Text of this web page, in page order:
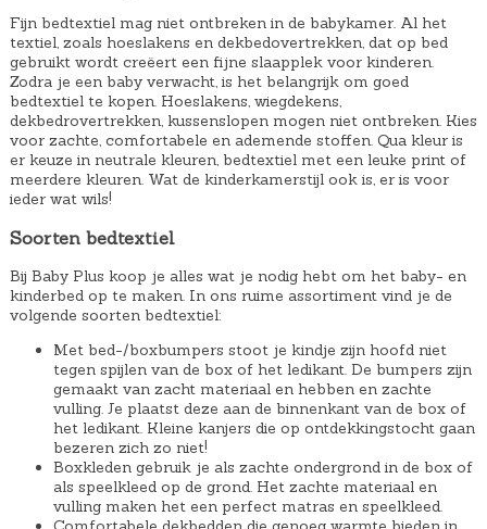
Fijn bedtextiel mag niet ontbreken in de babykamer. Al het
textiel, zoals hoeslakens en dekbedovertrekken, dat op bed
gebruikt wordt creëert een fijne slaapplek voor kinderen.
Zodra je een baby verwacht, is het belangrijk om goed
bedtextiel te kopen. Hoeslakens, wiegdekens,
dekbedrovertrekken, kussenslopen mogen niet ontbreken. Kies
voor zachte, comfortabele en ademende stoffen. Qua kleur is
er keuze in neutrale kleuren, bedtextiel met een leuke print of
meerdere kleuren. Wat de kinderkamerstijl ook is, er is voor
ieder wat wils!
Soorten bedtextiel
Bij Baby Plus koop je alles wat je nodig hebt om het baby- en
kinderbed op te maken. In ons ruime assortiment vind je de
volgende soorten bedtextiel:
Met bed-/boxbumpers stoot je kindje zijn hoofd niet
tegen spijlen van de box of het ledikant. De bumpers zijn
gemaakt van zacht materiaal en hebben en zachte
vulling. Je plaatst deze aan de binnenkant van de box of
het ledikant. Kleine kanjers die op ontdekkingstocht gaan
bezeren zich zo niet!
Boxkleden gebruik je als zachte ondergrond in de box of
als speelkleed op de grond. Het zachte materiaal en
vulling maken het een perfect matras en speelkleed.